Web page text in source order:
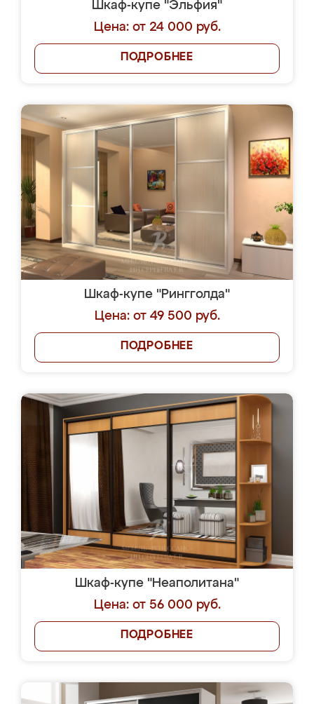
Шкаф-купе "Эльфия"
Цена: от 24 000 руб.
ПОДРОБНЕЕ
Шкаф-купе "Рингголда"
Цена: от 49 500 руб.
ПОДРОБНЕЕ
Шкаф-купе "Неаполитана"
Цена: от 56 000 руб.
ПОДРОБНЕЕ